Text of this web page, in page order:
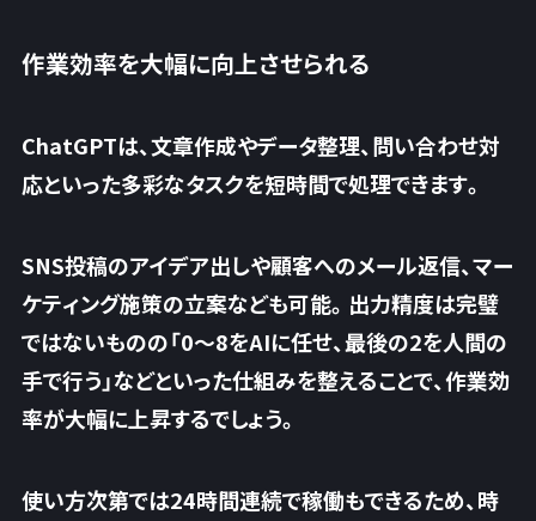
作業効率を大幅に向上させられる
ChatGPTは、文章作成やデータ整理、問い合わせ対
応といった多彩なタスクを短時間で処理できます。
SNS投稿のアイデア出しや顧客へのメール返信、マー
ケティング施策の立案なども可能。出力精度は完璧
ではないものの「0〜8をAIに任せ、最後の2を人間の
手で行う」などといった仕組みを整えることで、作業効
率が大幅に上昇するでしょう。
使い方次第では24時間連続で稼働もできるため、時